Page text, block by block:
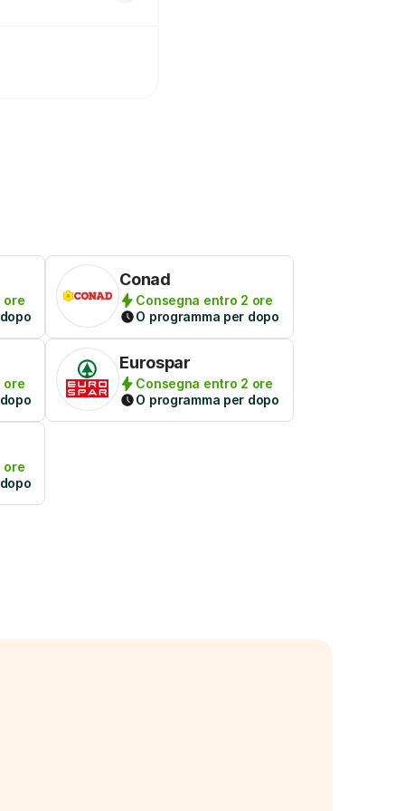
ore
Conad
Consegna entro 2 ore
O programma per dopo
ore
Eurospar
Consegna entro 2 ore
O programma per dopo
ore